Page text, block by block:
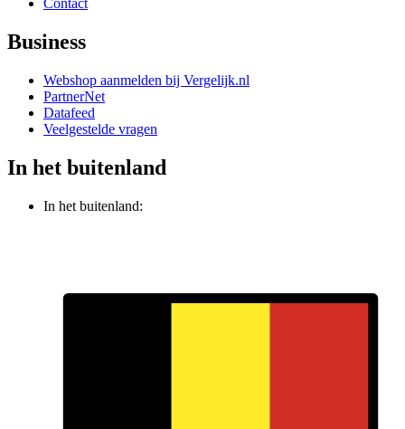
Contact
Business
Webshop aanmelden bij Vergelijk.nl
PartnerNet
Datafeed
Veelgestelde vragen
In het buitenland
In het buitenland: